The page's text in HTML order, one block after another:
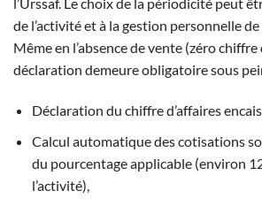
de l’activité et à la gestion personnelle
Même en l’absence de vente (zéro chiffre
déclaration demeure obligatoire sous
Déclaration du chiffre d’affaires
Calcul automatique des cotisations
du pourcentage applicable (environ
l’activité),